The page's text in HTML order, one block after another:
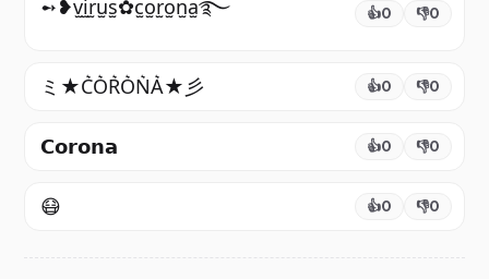
➻❥v̫i̫r̫u̫s̫✿c̫o̫r̫o̫n̫a̫࿐ 👍0 👎0
ミ★C͛O͛R͛O͛N͛A͛★彡 👍0 👎0
𝗖𝗼𝗿𝗼𝗻𝗮 👍0 👎0
😷 👍0 👎0